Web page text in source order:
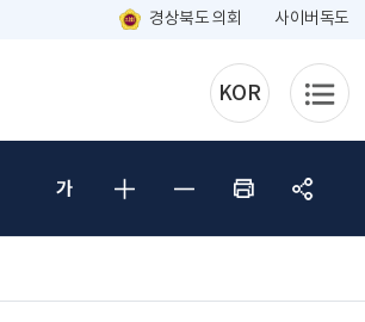
경상북도 의회 사이버독도
KOR